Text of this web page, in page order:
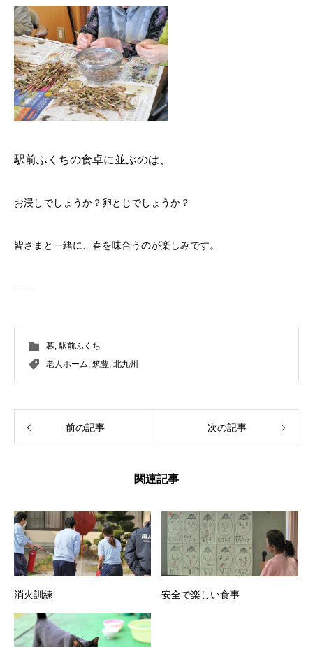
駅前ふくちの食卓に並ぶのは、
お浸しでしょうか？卵とじでしょうか？
皆さまと一緒に、春を味合うのが楽しみです。
—–
暮,駅前ふくち
老人ホーム, 筑豊, 北九州
前の記事 次の記事
関連記事
消火訓練 安全で楽しい食事